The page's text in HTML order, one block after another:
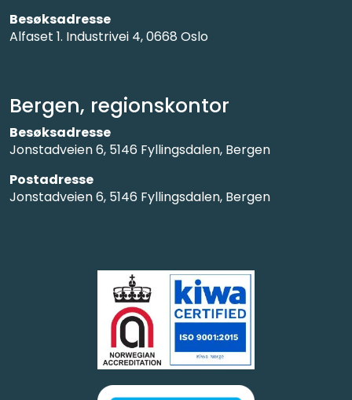
Bergen, regionskontor
Besøksadresse
Jonstadveien 6, 5146 Fyllingsdalen, Bergen
Postadresse
Jonstadveien 6, 5146 Fyllingsdalen, Bergen
Besøksadresse
Alfaset 1. Industrivei 4, 0668 Oslo